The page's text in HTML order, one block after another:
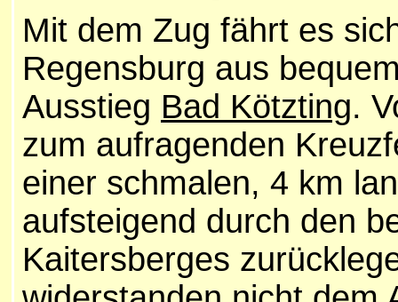
Mit dem Zug fährt es
Regensburg aus
Ausstieg Bad Kötzting.
zum aufragenden
einer schmalen, 4 km
aufsteigend durch den
Kaitersberges